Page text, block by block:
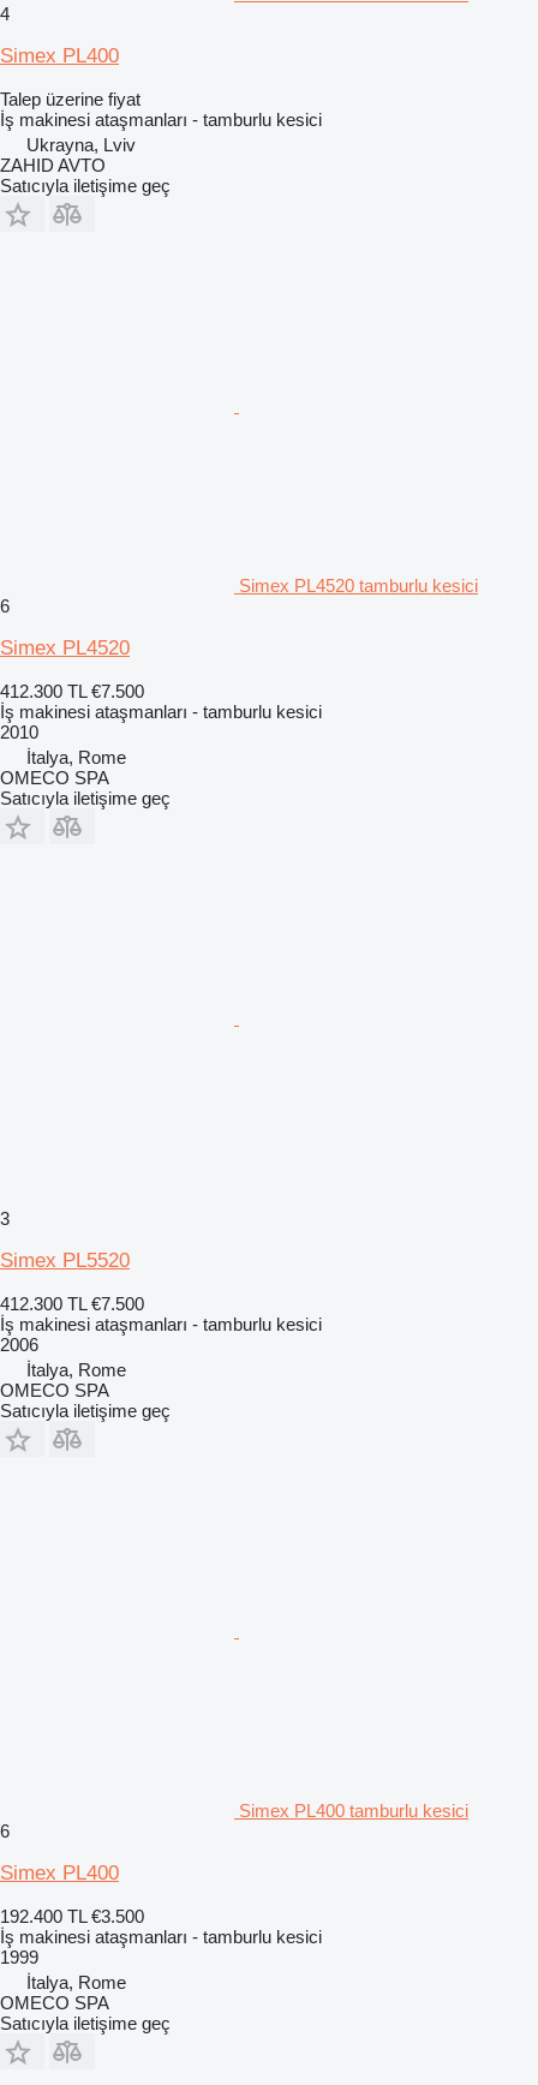
4
Simex PL400
Talep üzerine fiyat
İş makinesi ataşmanları - tamburlu kesici
Ukrayna, Lviv
ZAHID AVTO
Satıcıyla iletişime geç
Simex PL4520 tamburlu kesici
6
Simex PL4520
412.300 TL €7.500
İş makinesi ataşmanları - tamburlu kesici
2010
İtalya, Rome
OMECO SPA
Satıcıyla iletişime geç
3
Simex PL5520
412.300 TL €7.500
İş makinesi ataşmanları - tamburlu kesici
2006
İtalya, Rome
OMECO SPA
Satıcıyla iletişime geç
Simex PL400 tamburlu kesici
6
Simex PL400
192.400 TL €3.500
İş makinesi ataşmanları - tamburlu kesici
1999
İtalya, Rome
OMECO SPA
Satıcıyla iletişime geç